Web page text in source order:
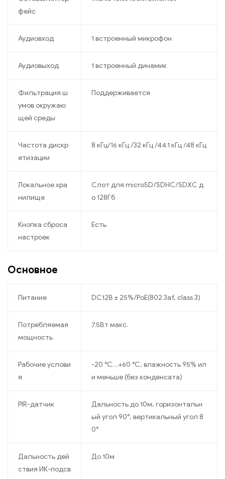
фейс
Аудиовход 1 встроенный микрофон
Аудиовыход 1 встроенный динамик
Фильтрация ш
умов окружаю
щей среды
Поддерживается
Частота дискр
етизации
8 кГц/16 кГц /32 кГц /44.1 кГц /48 кГц
Локальное хра
нилище
Слот для microSD/SDHC/SDXC д
о 128Гб
Кнопка сброса
настроек
Есть
Основное
Питание DC12В ± 25%/PoE(802.3af, class 3)
Потребляемая
мощность
7.5Вт макс.
Рабочие услови
я
-20 °C…+60 °C, влажность 95% ил
и меньше (без конденсата)
PIR-датчик
Дальность до 10м, горизонтальн
ый угол 90°, вертикальный угол 8
0°
Дальность дей
ствия ИК-подсв
До 10м